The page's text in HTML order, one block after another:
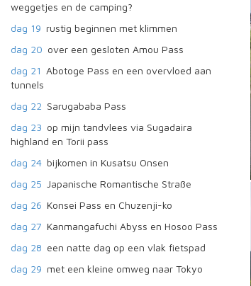
weggetjes en de camping?
dag 19 rustig beginnen met klimmen
dag 20 over een gesloten Amou Pass
dag 21 Abotoge Pass en een overvloed aan
tunnels
dag 22 Sarugababa Pass
dag 23 op mijn tandvlees via Sugadaira
highland en Torii pass
dag 24 bijkomen in Kusatsu Onsen
dag 25 Japanische Romantische Straße
dag 26 Konsei Pass en Chuzenji-ko
dag 27 Kanmangafuchi Abyss en Hosoo Pass
dag 28 een natte dag op een vlak fietspad
dag 29 met een kleine omweg naar Tokyo